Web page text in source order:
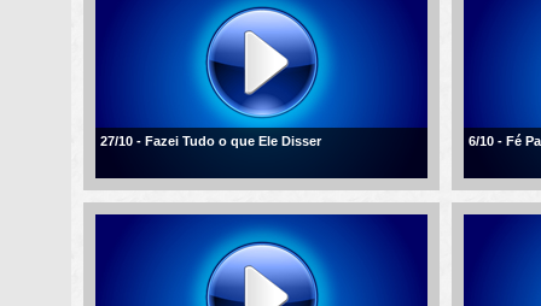
27/10 - Fazei Tudo o que Ele Disser 6/10 - Fé